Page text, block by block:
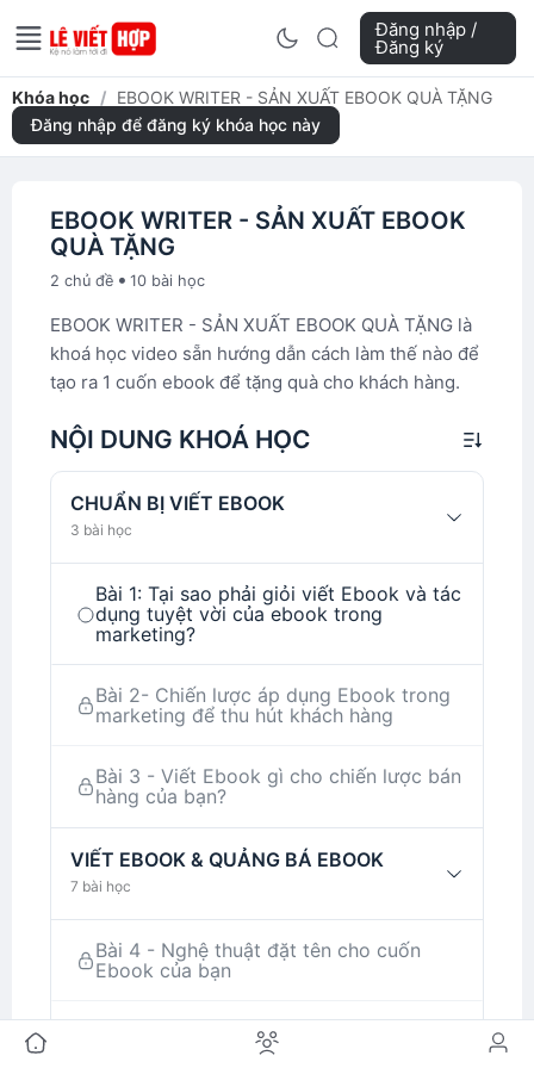
Đăng nhập /
Đăng ký
Khóa học / EBOOK WRITER - SẢN XUẤT EBOOK QUÀ TẶNG
Đăng nhập để đăng ký khóa học này
EBOOK WRITER - SẢN XUẤT EBOOK
QUÀ TẶNG
2 chủ đề • 10 bài học
EBOOK WRITER - SẢN XUẤT EBOOK QUÀ TẶNG là
khoá học video sẵn hướng dẫn cách làm thế nào để
tạo ra 1 cuốn ebook để tặng quà cho khách hàng.
NỘI DUNG KHOÁ HỌC
CHUẨN BỊ VIẾT EBOOK
3 bài học
Bài 1: Tại sao phải giỏi viết Ebook và tác
dụng tuyệt vời của ebook trong
marketing?
Bài 2- Chiến lược áp dụng Ebook trong
marketing để thu hút khách hàng
Bài 3 - Viết Ebook gì cho chiến lược bán
hàng của bạn?
VIẾT EBOOK & QUẢNG BÁ EBOOK
7 bài học
Bài 4 - Nghệ thuật đặt tên cho cuốn
Ebook của bạn
Bài 5: Thiết kế bìa Ebook chuyên nghiệp
với Canva ai cũng có thể làm